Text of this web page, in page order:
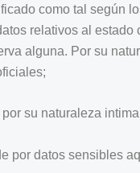
como tal según
relativos al
alguna. Por su
su naturaleza
por datos sensibles